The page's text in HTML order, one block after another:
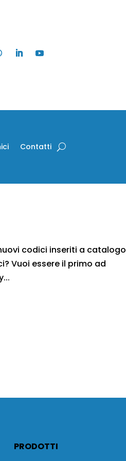
Contatti
codici inseriti a catalogo
Vuoi essere il primo ad
PRODOTTI